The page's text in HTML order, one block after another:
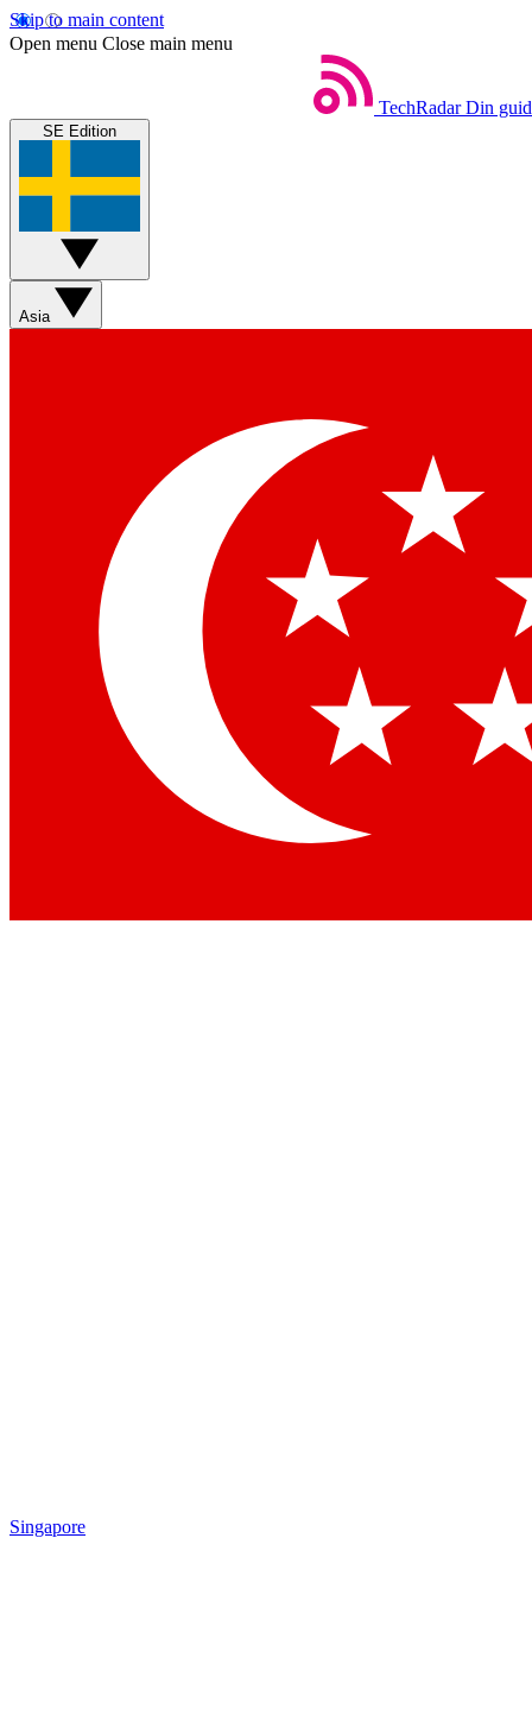
Skip to main content
Open menu Close main menu
TechRadar Din
SE Edition
Asia
Singapore